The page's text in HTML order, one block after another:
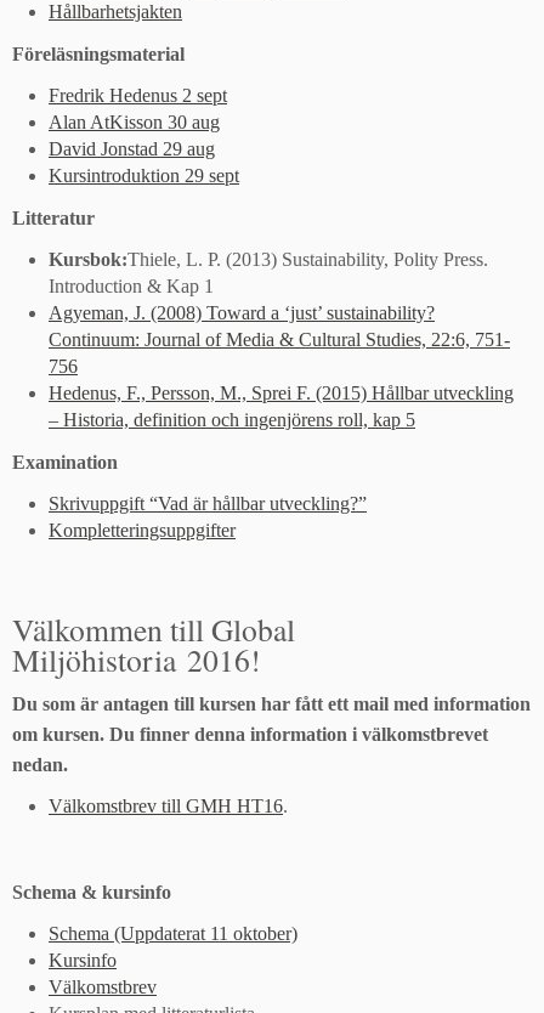
Hållbarhetsjakten
Föreläsningsmaterial
Fredrik Hedenus 2 sept
Alan AtKisson 30 aug
David Jonstad 29 aug
Kursintroduktion 29 sept
Litteratur
Kursbok:Thiele, L. P. (2013) Sustainability, Polity Press.
Introduction & Kap 1
Agyeman, J. (2008) Toward a ‘just’ sustainability?
Continuum: Journal of Media & Cultural Studies, 22:6, 751-
756
Hedenus, F., Persson, M., Sprei F. (2015) Hållbar utveckling
– Historia, definition och ingenjörens roll, kap 5
Examination
Skrivuppgift “Vad är hållbar utveckling?”
Kompletteringsuppgifter
Välkommen till Global
Miljöhistoria 2016!
Du som är antagen till kursen har fått ett mail med information
om kursen. Du finner denna information i välkomstbrevet
nedan.
Välkomstbrev till GMH HT16.
Schema & kursinfo
Schema (Uppdaterat 11 oktober)
Kursinfo
Välkomstbrev